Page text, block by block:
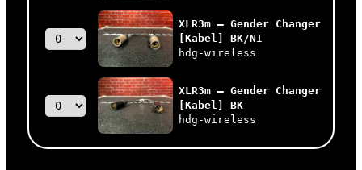
XLR3m – Gender Changer
[Kabel] BK/NI
hdg-wireless
XLR3m – Gender Changer
[Kabel] BK
hdg-wireless